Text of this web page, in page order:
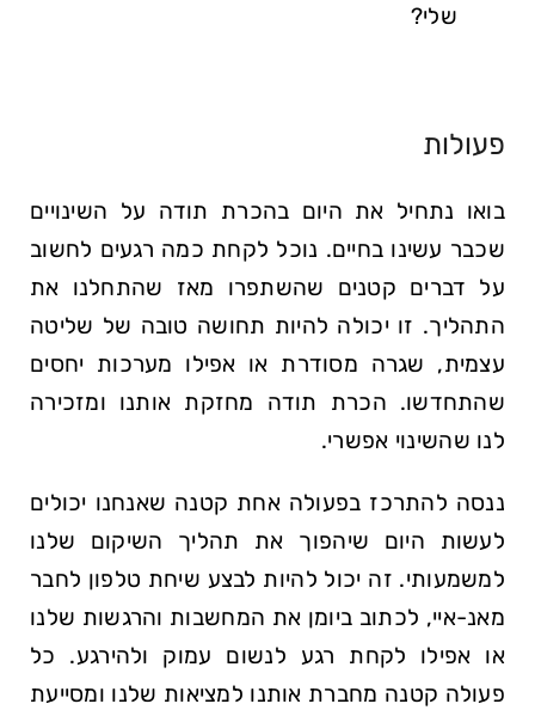
שלי?
פעולות
בואו נתחיל את היום בהכרת תודה על השינויים
שכבר עשינו בחיים. נוכל לקחת כמה רגעים לחשוב
על דברים קטנים שהשתפרו מאז שהתחלנו את
התהליך. זו יכולה להיות תחושה טובה של שליטה
עצמית, שגרה מסודרת או אפילו מערכות יחסים
שהתחדשו. הכרת תודה מחזקת אותנו ומזכירה
לנו שהשינוי אפשרי.
ננסה להתרכז בפעולה אחת קטנה שאנחנו יכולים
לעשות היום שיהפוך את תהליך השיקום שלנו
למשמעותי. זה יכול להיות לבצע שיחת טלפון לחבר
מאנ-איי, לכתוב ביומן את המחשבות והרגשות שלנו
או אפילו לקחת רגע לנשום עמוק ולהירגע. כל
פעולה קטנה מחברת אותנו למציאות שלנו ומסייעת